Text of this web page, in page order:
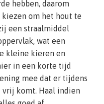
hebben, daarom
om het hout te
een straalmiddel
wat een
kleine kieren en
in een korte tijd
mee dat er tijdens
vrij komt. Haal indien